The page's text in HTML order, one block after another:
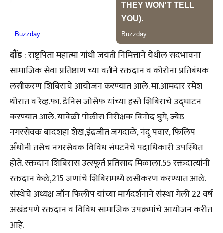
दौंड: राष्ट्रपिता महात्मा गांधी जयंती निमित्ताने येथील सदभावना
सामाजिक सेवा प्रतिष्ठाण च्या वतीने रक्तदान व कोरोना प्रतिबंधक
लसीकरण शिबिराचे आयोजन करण्यात आले. मा.आमदार रमेश
थोरात व रेव्ह.फा. डेनिस जोसेफ यांच्या हस्ते शिबिराचे उद्घाटन
करण्यात आले. यावेळी पोलीस निरीक्षक विनोद घुगे, ज्येष्ठ
नगरसेवक बादशहा शेख,इंद्रजीत जगदाळे, नंदू पवार, फिलिप
अँथोनी तसेच नगरसेवक विविध संघटनेचे पदाधिकारी उपस्थित
होते. रक्तदान शिबिरास उत्स्फूर्त प्रतिसाद मिळाला.55 रक्तदात्यांनी
रक्तदान केले,215 जणांचे शिबिरामध्ये लसीकरण करण्यात आले.
संस्थेचे अध्यक्ष जॉन फिलीप यांच्या मार्गदर्शनाने संस्था गेली 22 वर्ष
अखंडपणे रक्तदान व विविध सामाजिक उपक्रमांचे आयोजन करीत
आहे.